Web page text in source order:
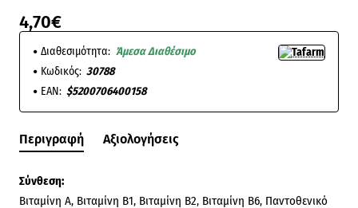
4,70€
Διαθεσιμότητα: Άμεσα Διαθέσιμο
Κωδικός: 30788
EAN: $5200706400158
Περιγραφή Αξιολογήσεις
Σύνθεση:
Βιταμίνη Α, Βιταμίνη Β1, Βιταμίνη Β2, Βιταμίνη Β6, Παντοθενικό